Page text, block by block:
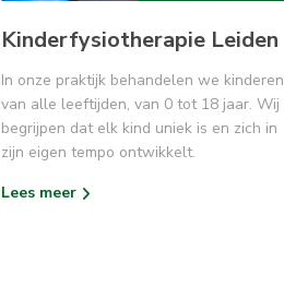
Kinderfysiotherapie Leiden
In onze praktijk behandelen we kinderen
van alle leeftijden, van 0 tot 18 jaar. Wij
begrijpen dat elk kind uniek is en zich in
zijn eigen tempo ontwikkelt.
Lees meer